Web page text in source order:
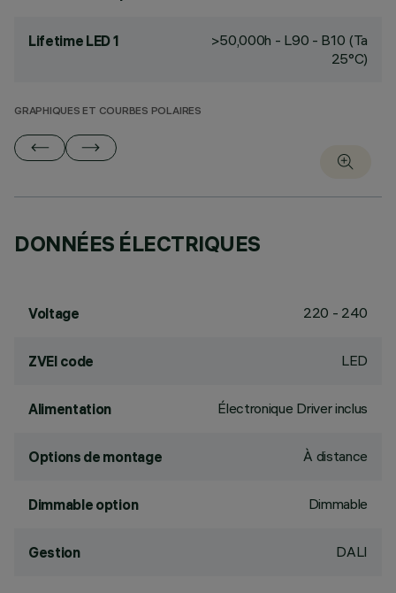
Lifetime LED 1
>50,000h - L90 - B10 (Ta
25°C)
GRAPHIQUES ET COURBES POLAIRES
DONNÉES ÉLECTRIQUES
Voltage 220 - 240
ZVEI code LED
Alimentation Électronique Driver inclus
Options de montage À distance
Dimmable option Dimmable
Gestion DALI